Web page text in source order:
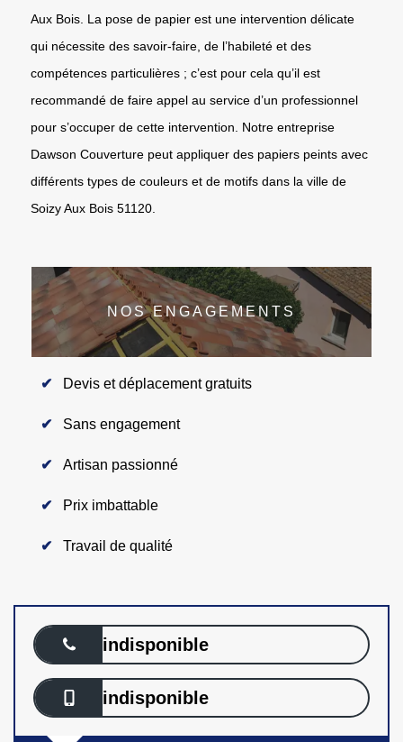
Aux Bois. La pose de papier est une intervention délicate
qui nécessite des savoir-faire, de l’habileté et des
compétences particulières ; c’est pour cela qu’il est
recommandé de faire appel au service d’un professionnel
pour s’occuper de cette intervention. Notre entreprise
Dawson Couverture peut appliquer des papiers peints avec
différents types de couleurs et de motifs dans la ville de
Soizy Aux Bois 51120.
NOS ENGAGEMENTS
Devis et déplacement gratuits
Sans engagement
Artisan passionné
Prix imbattable
Travail de qualité
indisponible
indisponible